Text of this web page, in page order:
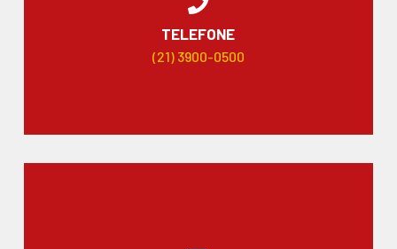
TELEFONE
(21) 3900-0500